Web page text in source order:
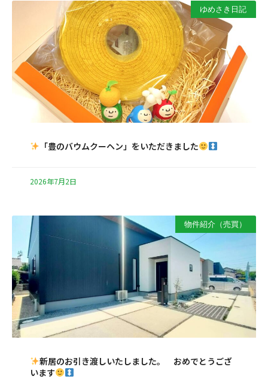
ゆめさき日記
「豊のバウムクーヘン」をいただきました
2026年7月2日
物件紹介（売買）
新居のお引き渡しいたしました。 おめでとうござ
います